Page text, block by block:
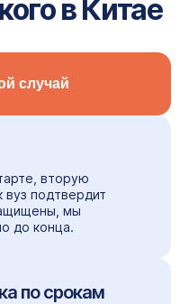
в Китае
случай
вторую
вуз подтвердит
мы
до конца.
по срокам